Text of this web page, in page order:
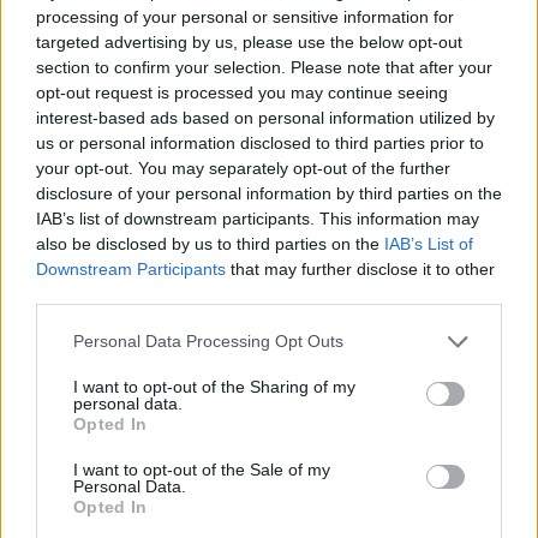
processing of your personal or sensitive information for
targeted advertising by us, please use the below opt-out
section to confirm your selection. Please note that after your
opt-out request is processed you may continue seeing
interest-based ads based on personal information utilized by
us or personal information disclosed to third parties prior to
your opt-out. You may separately opt-out of the further
disclosure of your personal information by third parties on the
IAB’s list of downstream participants. This information may
also be disclosed by us to third parties on the IAB’s List of
Downstream Participants that may further disclose it to other
Please note that this website/app uses one or more Google
not limited to your visit or usage behaviour. You may click to
grant or deny consent to Google and its third-party tags to
use your data for below specified purposes in below Google
consent section.
Personal Data Processing Opt Outs
I want to opt-out of the Sharing of my
personal data.
Opted In
I want to opt-out of the Sale of my
Personal Data.
Opted In
növelése érdekében.
Elan eper palánta:
Az Elan eper palántákat általábantavasszal,
április vagy május hónapban érdemes ültetni.
A cserép mérete legalább20-25 cm átmérőjű
legyen és legalább 20 cm mély.
Az optimális talajösszetételhezvegyes földet
használjunk, amely tartalmaz közelebbi a
homokos talajhoz
, így a víz nem áll meg, és
tápanyagban gazdag. Fontos, hogy jó
vízáteresztő képességű legyen.
A balkonláda aljába
vagy murvát
, amely javítja a vízelvezetést és
megakadályozza a víz pangását a növények
gyökerében.